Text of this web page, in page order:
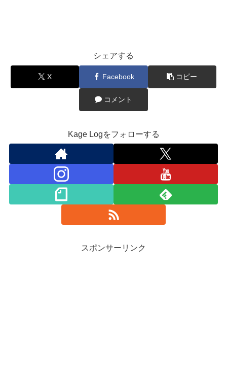
シェアする
X Facebook コピー
コメント
Kage Logをフォローする
スポンサーリンク